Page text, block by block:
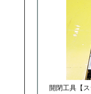
開閉工具【